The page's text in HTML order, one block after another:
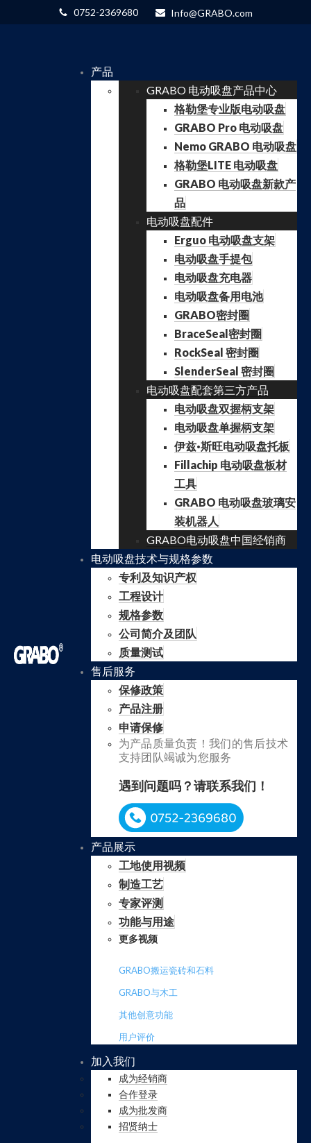
0752-2369680 Info@GRABO.com
产品
GRABO 电动吸盘产品中心
格勒堡专业版电动吸盘
GRABO Pro 电动吸盘
Nemo GRABO 电动吸盘
格勒堡LITE 电动吸盘
GRABO 电动吸盘新款产
品
电动吸盘配件
Erguo 电动吸盘支架
电动吸盘手提包
电动吸盘充电器
电动吸盘备用电池
GRABO密封圈
BraceSeal密封圈
RockSeal 密封圈
SlenderSeal 密封圈
电动吸盘配套第三方产品
电动吸盘双握柄支架
电动吸盘单握柄支架
伊兹·斯旺电动吸盘托板
Fillachip 电动吸盘板材
工具
GRABO 电动吸盘玻璃安
装机器人
GRABO电动吸盘中国经销商
电动吸盘技术与规格参数
专利及知识产权
工程设计
规格参数
公司简介及团队
质量测试
售后服务
保修政策
产品注册
申请保修
为产品质量负责！我们的售后技术
支持团队竭诚为您服务
遇到问题吗？请联系我们！
产品展示
工地使用视频
制造工艺
专家评测
功能与用途
更多视频
GRABO搬运瓷砖和石料
GRABO与木工
其他创意功能
用户评价
加入我们
成为经销商
合作登录
成为批发商
招贤纳士